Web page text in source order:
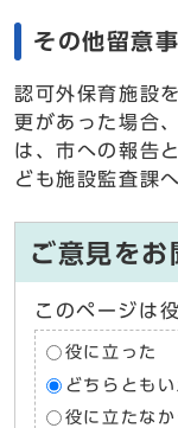
その他留意
認可外保育施設
更があった場合
は、市への報告
ども施設監査課
ご意見をお
このページは
役に立った
どちらとも
役に立たなか